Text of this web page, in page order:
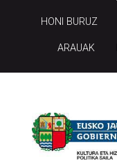
HONI BURUZ
ARAUAK